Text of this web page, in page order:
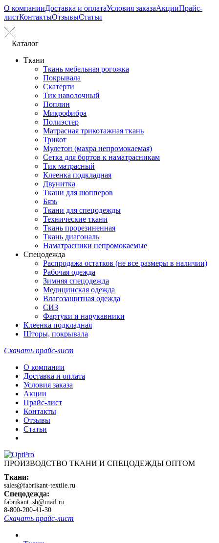
О компанииДоставка и оплатаУсловия заказаАкцииПрайс-
листКонтактыОтзывыСтатьи
Каталог
Ткани
Ткань мебельная рогожка
Покрывала
Скатерти
Тик наволочный
Поплин
Микрофибра
Полиэстер
Матрасная трикотажная ткань
Трикот
Мулетон (махра непромокаемая)
Сетка для бортов к наматрасникам
Тик матрасный
Клеенка подкладная
Двунитка
Ткани для шопперов
Бязь
Ткани для спецодежды
Технические ткани
Ткань прорезиненная
Ткань диагональ
Наматрасники непромокаемые
Спецодежда
Распродажа остатков (не все размеры в наличии)
Рабочая одежда
Зимняя спецодежда
Медицинская одежда
Влагозащитная одежда
СИЗ
Фартуки и нарукавники
Клеенка подкладная
Шторы, покрывала
Скачать прайс-лист
О компании
Доставка и оплата
Условия заказа
Акции
Прайс-лист
Контакты
Отзывы
Статьи
ПРОИЗВОДСТВО ТКАНИ И СПЕЦОДЕЖДЫ ОПТОМ
Ткани:
sales@fabrikant-textile.ru
Спецодежда:
fabrikant_sh@mail.ru
8-800-200-41-30
Скачать прайс-лист